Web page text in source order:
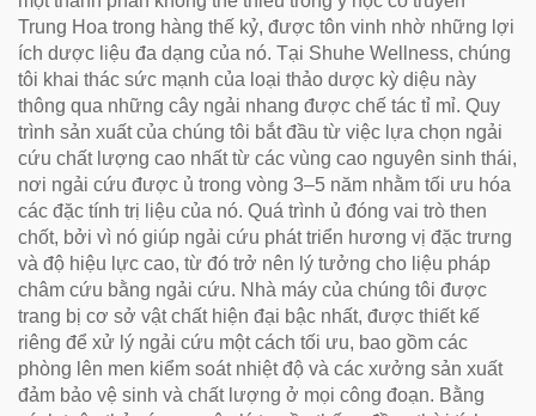
Trung Hoa trong hàng thế kỷ, được tôn vinh nhờ những lợi
ích dược liệu đa dạng của nó. Tại Shuhe Wellness, chúng
tôi khai thác sức mạnh của loại thảo dược kỳ diệu này
thông qua những cây ngải nhang được chế tác tỉ mỉ. Quy
trình sản xuất của chúng tôi bắt đầu từ việc lựa chọn ngải
cứu chất lượng cao nhất từ các vùng cao nguyên sinh thái,
nơi ngải cứu được ủ trong vòng 3–5 năm nhằm tối ưu hóa
các đặc tính trị liệu của nó. Quá trình ủ đóng vai trò then
chốt, bởi vì nó giúp ngải cứu phát triển hương vị đặc trưng
và độ hiệu lực cao, từ đó trở nên lý tưởng cho liệu pháp
châm cứu bằng ngải cứu. Nhà máy của chúng tôi được
trang bị cơ sở vật chất hiện đại bậc nhất, được thiết kế
riêng để xử lý ngải cứu một cách tối ưu, bao gồm các
phòng lên men kiểm soát nhiệt độ và các xưởng sản xuất
đảm bảo vệ sinh và chất lượng ở mọi công đoạn. Bằng